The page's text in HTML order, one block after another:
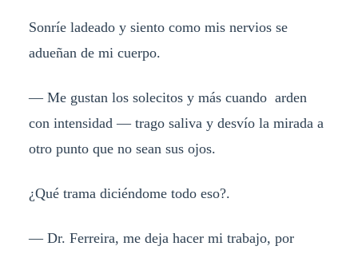
Sonríe ladeado y siento como mis nervios se
adueñan de mi cuerpo.
— Me gustan los solecitos y más cuando arden
con intensidad — trago saliva y desvío la mirada a
otro punto que no sean sus ojos.
¿Qué trama diciéndome todo eso?.
— Dr. Ferreira, me deja hacer mi trabajo, por